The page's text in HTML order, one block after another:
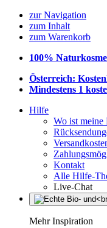
zur Navigation
zum Inhalt
zum Warenkorb
100%
Österreich:
Mindestens 1
Hilfe
Wo ist meine
Kontakt
Alle Hilfe-
Live-Chat
Mehr Inspiration